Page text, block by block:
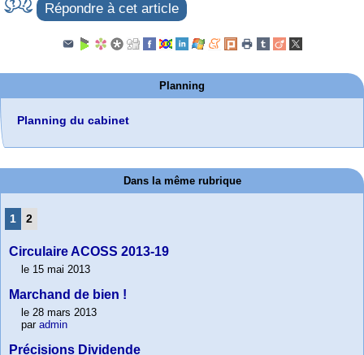
Répondre à cet article
Planning
Planning du cabinet
Dans la même rubrique
1 2
Circulaire ACOSS 2013-19
le 15 mai 2013
Marchand de bien !
le 28 mars 2013
par admin
Précisions Dividende